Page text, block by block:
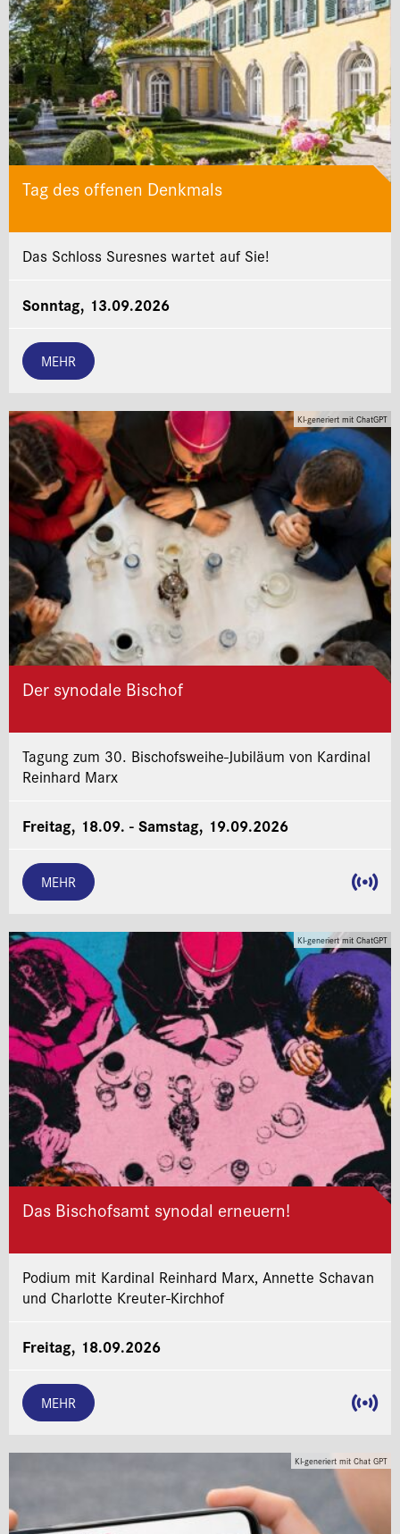
Tag des offenen Denkmals
Das Schloss Suresnes wartet auf Sie!
Sonntag, 13.09.2026
MEHR
KI-generiert mit ChatGPT
Der synodale Bischof
Tagung zum 30. Bischofsweihe-Jubiläum von Kardinal
Reinhard Marx
Freitag, 18.09. - Samstag, 19.09.2026
MEHR
KI-generiert mit ChatGPT
Das Bischofsamt synodal erneuern!
Podium mit Kardinal Reinhard Marx, Annette Schavan
und Charlotte Kreuter-Kirchhof
Freitag, 18.09.2026
MEHR
KI-generiert mit Chat GPT